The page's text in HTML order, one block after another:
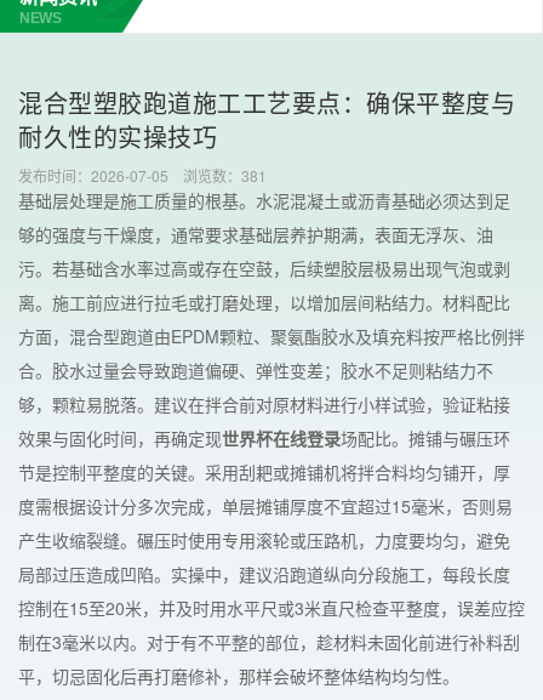
NEWS
混合型塑胶跑道施工工艺要点：确保平整度与
耐久性的实操技巧
发布时间：2026-07-05 浏览数： 381
基础层处理是施工质量的根基。水泥混凝土或沥青基础必须达到足
够的强度与干燥度，通常要求基础层养护期满，表面无浮灰、油
污。若基础含水率过高或存在空鼓，后续塑胶层极易出现气泡或剥
离。施工前应进行拉毛或打磨处理，以增加层间粘结力。材料配比
方面，混合型跑道由EPDM颗粒、聚氨酯胶水及填充料按严格比例拌
合。胶水过量会导致跑道偏硬、弹性变差；胶水不足则粘结力不
够，颗粒易脱落。建议在拌合前对原材料进行小样试验，验证粘接
效果与固化时间，再确定现世界杯在线登录场配比。摊铺与碾压环
节是控制平整度的关键。采用刮耙或摊铺机将拌合料均匀铺开，厚
度需根据设计分多次完成，单层摊铺厚度不宜超过15毫米，否则易
产生收缩裂缝。碾压时使用专用滚轮或压路机，力度要均匀，避免
局部过压造成凹陷。实操中，建议沿跑道纵向分段施工，每段长度
控制在15至20米，并及时用水平尺或3米直尺检查平整度，误差应控
制在3毫米以内。对于有不平整的部位，趁材料未固化前进行补料刮
平，切忌固化后再打磨修补，那样会破坏整体结构均匀性。